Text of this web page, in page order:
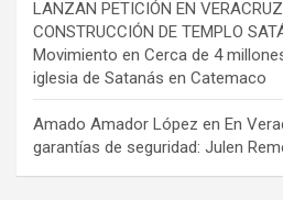
LANZAN PETICIÓN EN
CONSTRUCCIÓN DE TEMPLO
Movimiento en Cerca de 4
iglesia de Satanás en Catemaco
Amado Amador López en En
garantías de seguridad: Julen